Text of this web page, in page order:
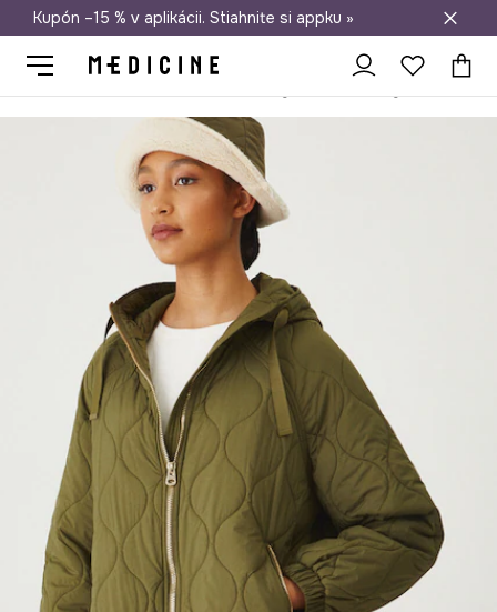
Doprava zadarmo od 50 €
Kupón –15 % v aplikácii. Stiahnite si appku »